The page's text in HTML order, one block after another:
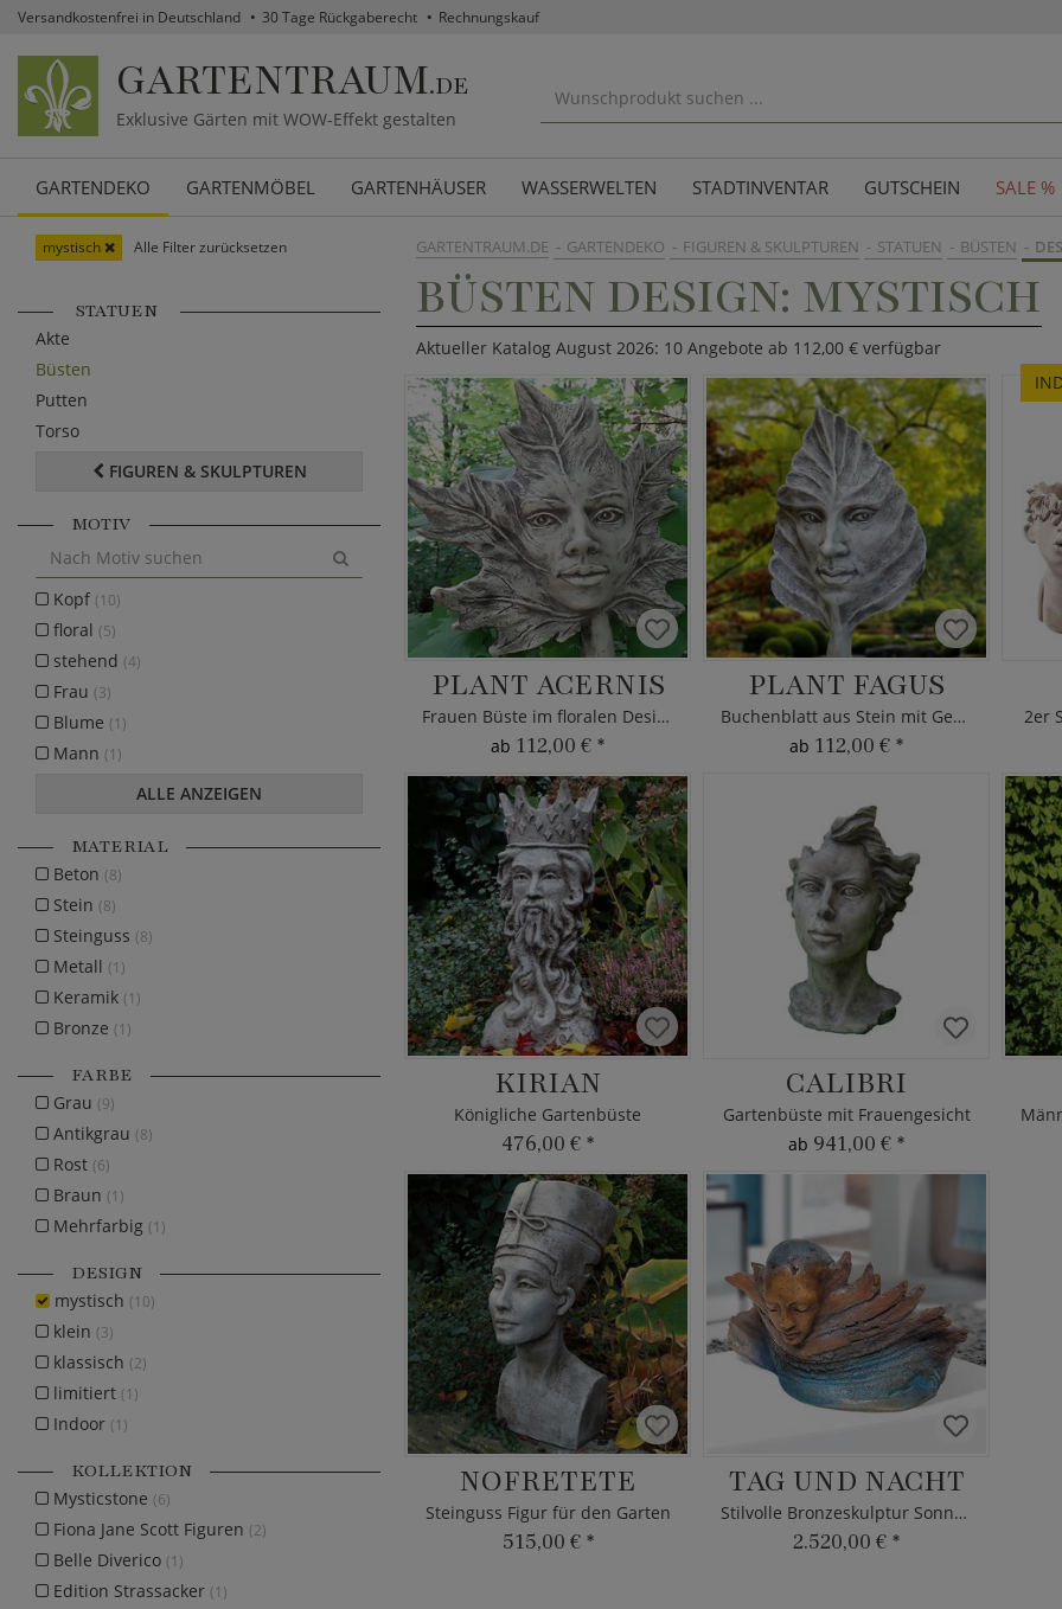
Versandkostenfrei in Deutschland 30 Tage Rückgaberecht Rechnungskauf
GARTENTRAUM.DE
Exklusive Gärten mit WOW-Effekt gestalten
GARTENDEKO GARTENMÖBEL GARTENHÄUSER WASSERWELTEN STADTINVENTAR GUTSCHEIN SALE %
GARTENTRAUM.DE GARTENDEKO FIGUREN & SKULPTUREN STATUEN BÜSTEN
BÜSTEN DESIGN: MYSTISCH
Aktueller Katalog August 2026: 10 Angebote ab 112,00 € verfügbar
PLANT ACERNIS
Frauen Büste im floralen Design
ab 112,00 € *
PLANT FAGUS
Buchenblatt aus Stein mit Gesicht
ab 112,00 € *
2er
KIRIAN
Königliche Gartenbüste
476,00 € *
CALIBRI
Gartenbüste mit Frauengesicht
ab 941,00 € *
NOFRETETE
Steinguss Figur für den Garten
515,00 € *
TAG UND NACHT
Stilvolle Bronzeskulptur Sonnenaufgang
2.520,00 € *
mystisch Alle Filter zurücksetzen
STATUEN
Akte
Büsten
Putten
Torso
FIGUREN & SKULPTUREN
MOTIV
Kopf (10)
floral (5)
stehend (4)
Frau (3)
Blume (1)
Mann (1)
ALLE ANZEIGEN
MATERIAL
Beton (8)
Stein (8)
Steinguss (8)
Metall (1)
Keramik (1)
Bronze (1)
FARBE
Grau (9)
Antikgrau (8)
Rost (6)
Braun (1)
Mehrfarbig (1)
DESIGN
mystisch (10)
klein (3)
klassisch (2)
limitiert (1)
Indoor (1)
KOLLEKTION
Mysticstone (6)
Fiona Jane Scott Figuren (2)
Belle Diverico (1)
Edition Strassacker (1)